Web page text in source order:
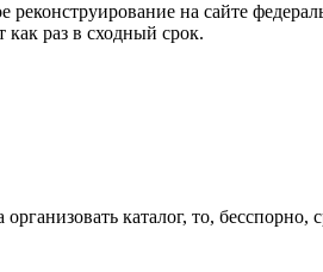
на сайте
как раз в сходный срок.
каталог, то,